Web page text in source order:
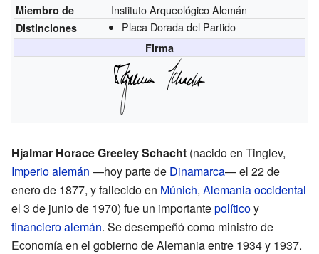
Miembro de Instituto Arqueológico Alemán
Distinciones Placa Dorada del Partido
Firma
Hjalmar Horace Greeley Schacht (nacido en Tinglev,
Imperio alemán —hoy parte de Dinamarca— el 22 de
enero de 1877, y fallecido en Múnich, Alemania occidental
el 3 de junio de 1970) fue un importantepolíticoy
financieroalemán. Se desempeñó como ministro de
Economía en el gobierno de Alemania entre 1934 y 1937.